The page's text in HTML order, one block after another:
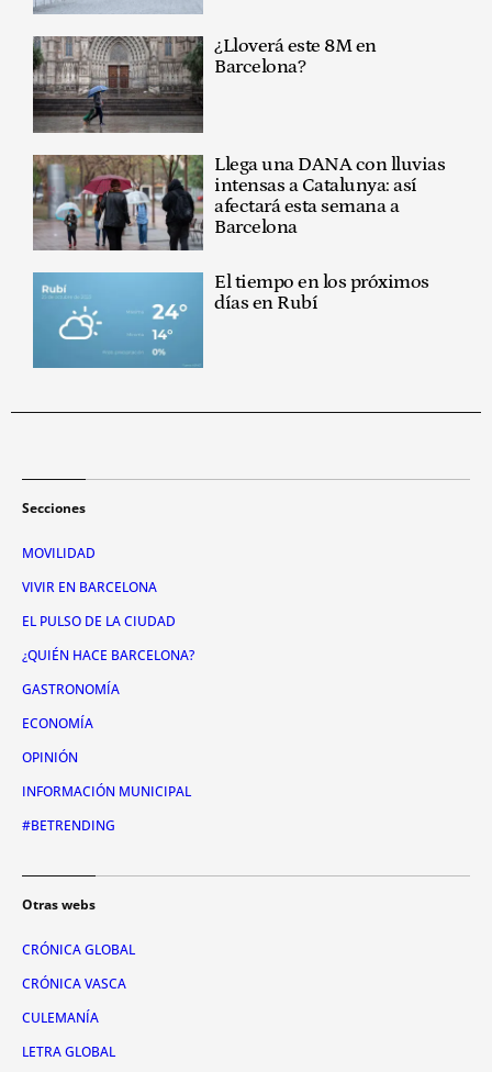
¿Lloverá este 8M en
Barcelona?
Llega una DANA con lluvias
intensas a Catalunya: así
afectará esta semana a
Barcelona
El tiempo en los próximos
días en Rubí
Secciones
MOVILIDAD
VIVIR EN BARCELONA
EL PULSO DE LA CIUDAD
¿QUIÉN HACE BARCELONA?
GASTRONOMÍA
ECONOMÍA
OPINIÓN
INFORMACIÓN MUNICIPAL
#BETRENDING
Otras webs
CRÓNICA GLOBAL
CRÓNICA VASCA
CULEMANÍA
LETRA GLOBAL